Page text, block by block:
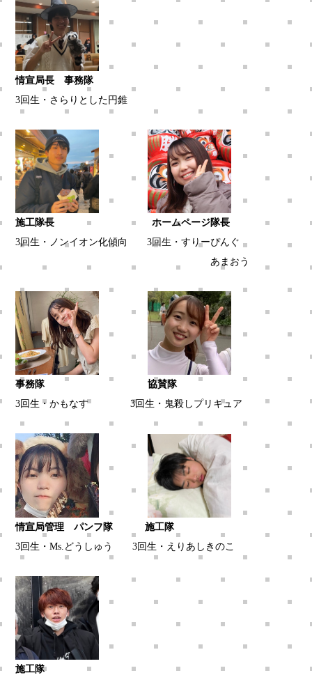
情宣局長 事務隊
3回生・さらりとした円錐
施工隊長 ホームページ隊長
3回生・ノンイオン化傾向 3回生・すりーぴんぐ
あまおう
事務隊 協賛隊
3回生・かもなす 3回生・鬼殺しプリキュア
情宣局管理 パンフ隊 施工隊
3回生・Ms.どうしゅう 3回生・えりあしきのこ
施工隊